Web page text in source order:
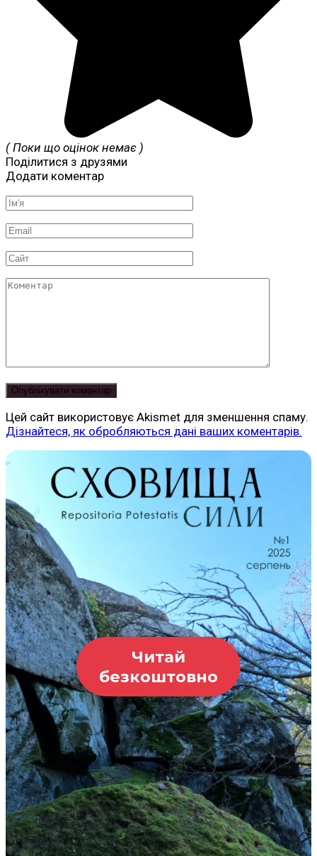
( Поки що оцінок немає )
Поділитися з друзями
Додати коментар
Ім'я
Email
Сайт
Коментар
Цей сайт використовує Akismet для зменшення спаму.
Дізнайтеся, як обробляються дані ваших коментарів.
Читай
безкоштовно